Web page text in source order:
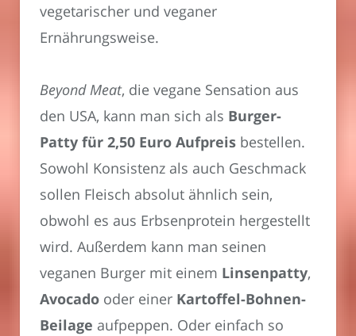
vegetarischer und veganer
Ernährungsweise.
Beyond Meat, die vegane Sensation aus
den USA, kann man sich als Burger-
Patty für 2,50 Euro Aufpreis bestellen.
Sowohl Konsistenz als auch Geschmack
sollen Fleisch absolut ähnlich sein,
obwohl es aus Erbsenprotein hergestellt
wird. Außerdem kann man seinen
veganen Burger mit einem Linsenpatty,
Avocado oder einer Kartoffel-Bohnen-
Beilage aufpeppen. Oder einfach so